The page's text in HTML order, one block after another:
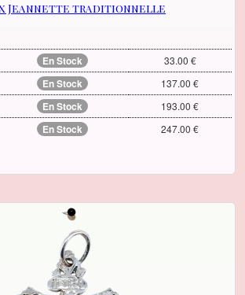
Jeannette traditionnelle
En Stock
33.00 €
En Stock
137.00 €
En Stock
193.00 €
En Stock 247.00 €